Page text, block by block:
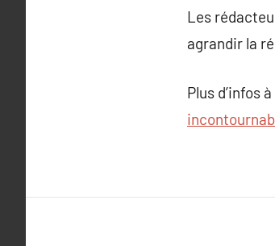
Les
agrandir la
Plus d’infos